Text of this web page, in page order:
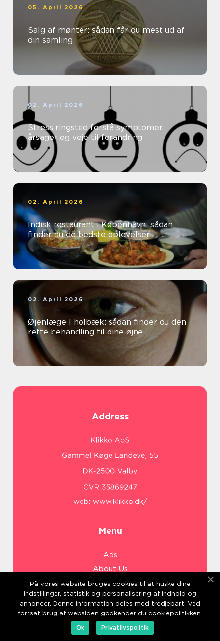
05. April 2026
Salg af mønter: sådan får du mest ud af
din samling
02. April 2026
Stress ringsted forstå symptomer,
årsager og veje til forandring
02. April 2026
Indisk restaurant i København: sådan
finder du de bedste oplevelser
02. April 2026
Øjenlæge I holbæk: sådan finder du den
rette behandling til dine øjne
Address
web: www.klikko.dk/
Menu
Ads
About Us
Cookies
Contact
Sitemap
På vores website bruges cookies til at huske dine
indstillinger, statistik og personalisering af indhold og
annoncer. Denne information deles med tredjepart. Ved
fortsat brug af websiden godkender du cookiepolitikken.
Ok
Privatlivspolitik